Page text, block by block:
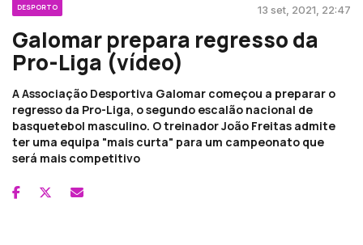
DESPORTO 13 set, 2021, 22:47
Galomar prepara regresso da
Pro-Liga (vídeo)
A Associação Desportiva Galomar começou a preparar o
regresso da Pro-Liga, o segundo escalão nacional de
basquetebol masculino. O treinador João Freitas admite
ter uma equipa "mais curta" para um campeonato que
será mais competitivo